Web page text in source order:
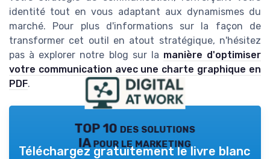
identité tout en vous adaptant aux dynamismes du
marché. Pour plus d'informations sur la façon de
transformer cet outil en atout stratégique, n'hésitez
pas à explorer notre blog sur la manière d'optimiser
votre communication avec une charte graphique en
PDF.
TOP 10 des solutions
IA pour le marketing
Téléchargez gratuitement le livre blanc